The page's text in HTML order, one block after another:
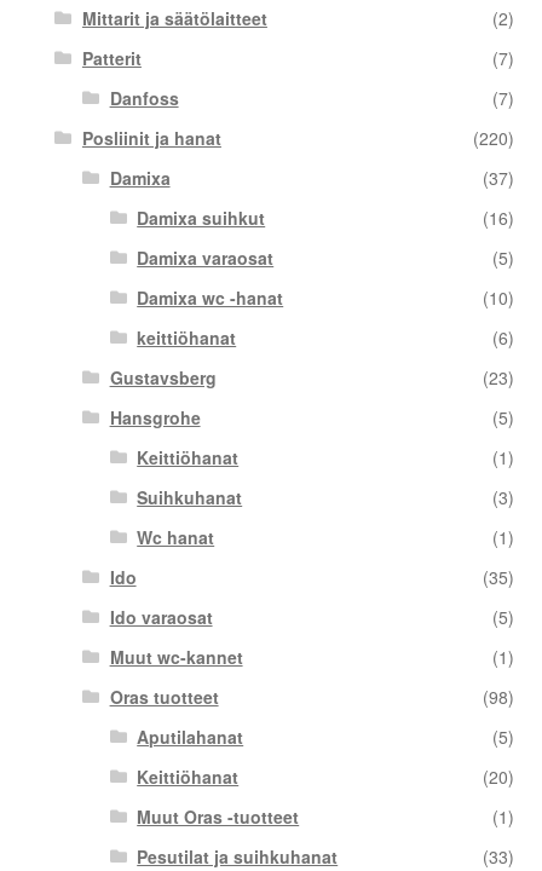
Mittarit ja säätölaitteet
(2)
Patterit
(7)
Danfoss
(7)
Posliinit ja hanat
(220)
Damixa
(37)
Damixa suihkut
(16)
Damixa varaosat
(5)
Damixa wc -hanat
(10)
keittiöhanat
(6)
Gustavsberg
(23)
Hansgrohe
(5)
Keittiöhanat
(1)
Suihkuhanat
(3)
Wc hanat
(1)
Ido
(35)
Ido varaosat
(5)
Muut wc-kannet
(1)
Oras tuotteet
(98)
Aputilahanat
(5)
Keittiöhanat
(20)
Muut Oras -tuotteet
(1)
Pesutilat ja suihkuhanat
(33)